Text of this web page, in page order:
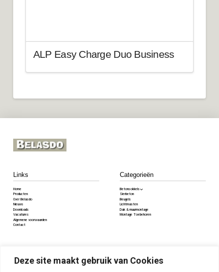
Deze site maakt gebruik van Cookies
ALP Easy Charge Duo Business
Links
Home
Producten
Over Belasdo
Nieuws
Downloads
Vacatures
Algemene voorwaarden
Contact
Categorieën
Betonsokkels
Sierbeton
Beugels
Lichtmasten
Dak & muurmontage
Montage Toebehoren